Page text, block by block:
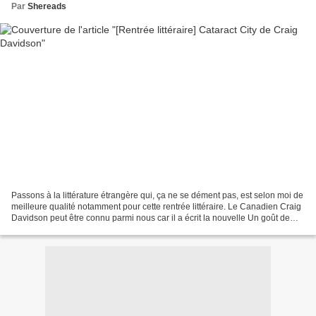
Par Shereads
Passons à la littérature étrangère qui, ça ne se dément pas, est selon moi de
meilleure qualité notamment pour cette rentrée littéraire. Le Canadien Craig
Davidson peut être connu parmi nous car il a écrit la nouvelle Un goût de